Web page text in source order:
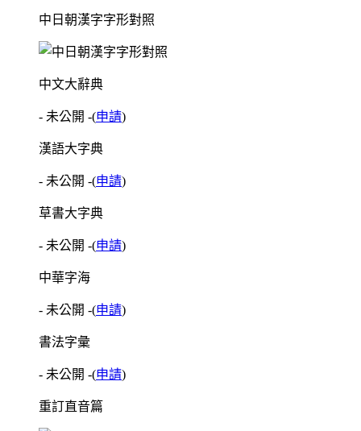
中日朝漢字字形對照
中文大辭典
- 未公開 -(申請)
漢語大字典
- 未公開 -(申請)
草書大字典
- 未公開 -(申請)
中華字海
- 未公開 -(申請)
書法字彙
- 未公開 -(申請)
重訂直音篇